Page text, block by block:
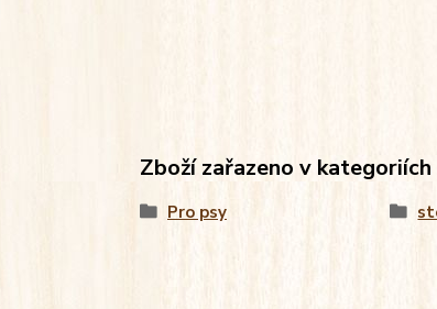
Zboží zařazeno v kategoriích
Pro psy